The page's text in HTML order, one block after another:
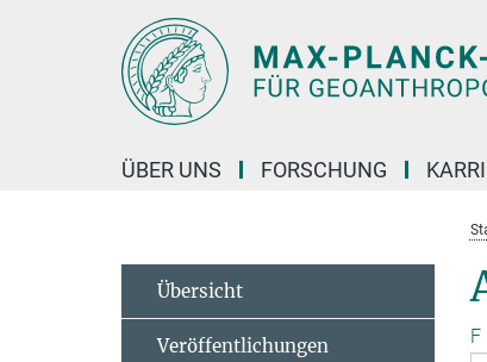
ÜBER UNS FORSCHUNG
F
Übersicht
Veröffentlichungen